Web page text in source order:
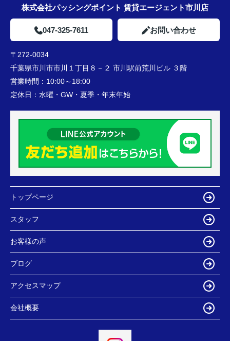
株式会社パッシングポイント 賃貸エージェント市川店
047-325-7611 お問い合わせ
〒272-0034
千葉県市川市市川１丁目８－２ 市川駅前荒川ビル ３階
営業時間： 10:00～18:00
定休日： 水曜・GW・夏季・年末年始
トップページ
スタッフ
お客様の声
ブログ
アクセスマップ
会社概要